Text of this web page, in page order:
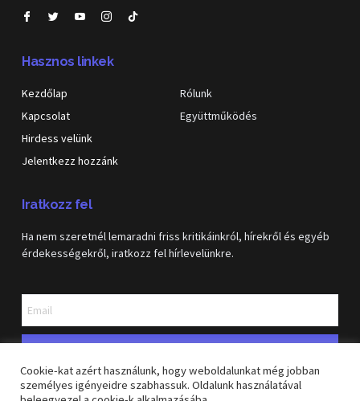
Hasznos linkek
Kezdőlap
Kapcsolat
Hirdess velünk
Jelentkezz hozzánk
Rólunk
Együttműködés
Iratkozz fel
Ha nem szeretnél lemaradni friss kritikáinkról, hírekről és egyéb
érdekességekről, iratkozz fel hírlevelünkre.
Cookie-kat azért használunk, hogy weboldalunkat még jobban
személyes igényeidre szabhassuk. Oldalunk használatával